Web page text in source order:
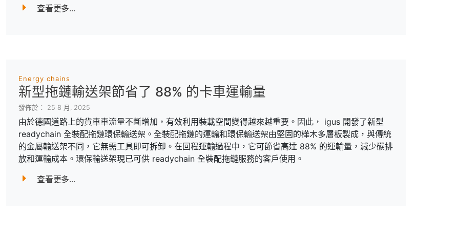
查看更多...
Energy chains
新型拖鏈輸送架節省了 88% 的卡車運輸量
發佈於： 25 8 月, 2025
由於德國道路上的貨車車流量不斷增加，有效利用裝載空間變得越來越重要。因此， igus 開發了新型
readychain 全裝配拖鏈環保輸送架。全裝配拖鏈的運輸和環保輸送架由堅固的樺木多層板製成，與傳統
的金屬輸送架不同，它無需工具即可拆卸。在回程運輸過程中，它可節省高達 88% 的運輸量，減少碳排
放和運輸成本。環保輸送架現已可供 readychain 全裝配拖鏈服務的客戶使用。
查看更多...